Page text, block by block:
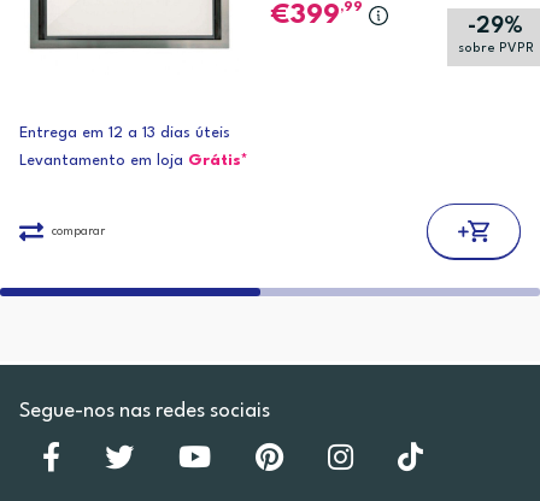
-29%
sobre PVPR
399,99
Entrega em 12 a 13 dias úteis
Levantamento em loja Grátis*
comparar
Segue-nos nas redes sociais